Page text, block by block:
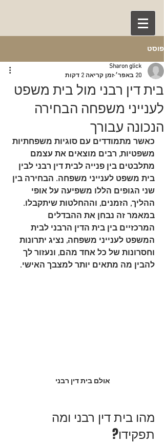
פוסט
בית דין רבני מול בית משפט
לענייני משפחה הבחירה
הנכונה עבורך
Sharon glick
20 באפר׳
זמן קריאה 2 דקות
כאשר מתמודדים עם סוגיות משפחתיות
משפטיות, רבים מוצאים את עצמם
מתלבטים בין פנייה לבית דין רבני לבין
בית משפט לענייני משפחה. הבחירה בין
שני הגופים הללו משפיעה על אופי
ההליך, הזמנים, וההחלטות שיתקבלו.
במאמר זה נבחן את ההבדלים
המרכזיים בין בית הדין הרבני לבית
המשפט לענייני משפחה, נציג יתרונות
וחסרונות של כל אחד מהם, ונעזור לך
להבין מה מתאים יותר למצבך האישי.
אולם בית דין רבני
מהו בית דין רבני ומה
תפקידו?